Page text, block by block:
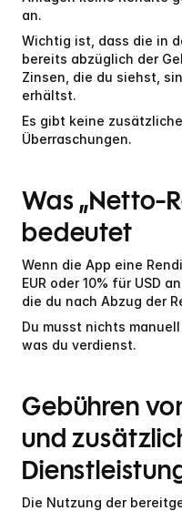
an.
Wichtig ist, dass die in
bereits abzüglich der
Zinsen, die du siehst,
erhältst.
Es gibt keine
Überraschungen.
Was „Netto-
bedeutet
Wenn die App eine
EUR oder 10% für USD
die du nach Abzug der
Du musst nichts
was du verdienst.
Gebühren
und
Die Nutzung der